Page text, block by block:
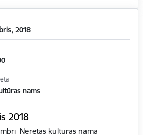
2018
nams
2018
Neretas kultūras namā